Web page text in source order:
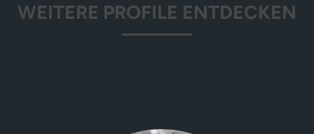
WEITERE PROFILE ENTDECKEN